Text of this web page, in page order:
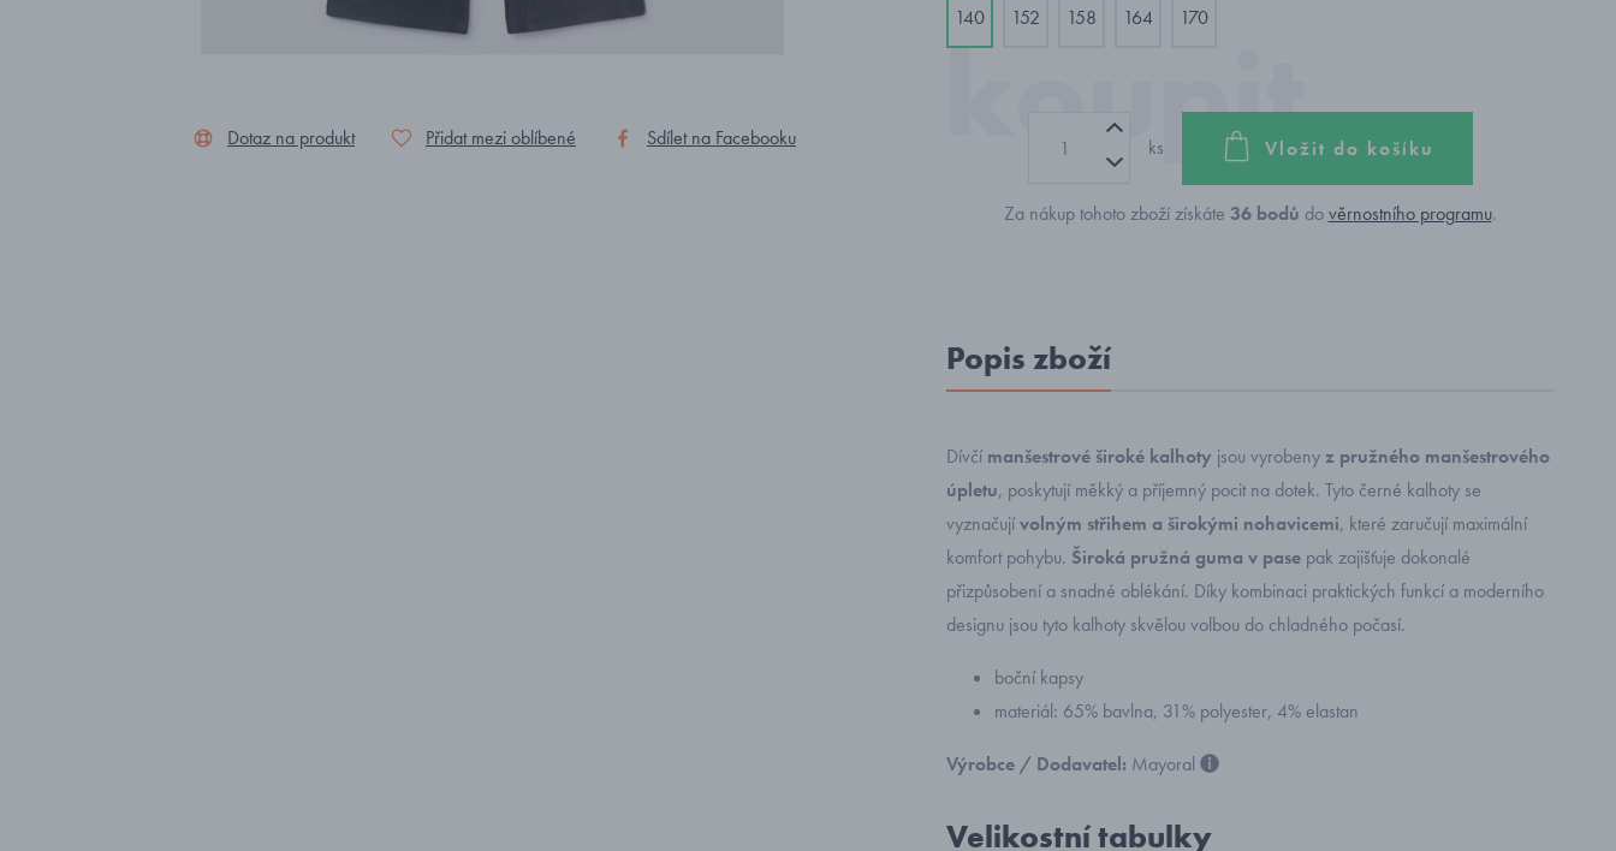
Dotaz na produkt Přidat mezi oblíbené Sdílet na Facebooku
140 152 158 164 170
ks Vložit do košíku
Za nákup tohoto zboží získáte 36bodů dověrnostního programu.
Popis zboží
Dívčí manšestrové široké kalhoty jsou vyrobenyz pružného manšestrového
úpletu, poskytují měkký a příjemný pocit na dotek. Tyto černé kalhoty se
vyznačujívolným střihem a širokými nohavicemi, které zaručují maximální
komfort pohybu. Široká pružná guma v pase pak zajišťuje dokonalé
přizpůsobení a snadné oblékání. Díky kombinaci praktických funkcí a moderního
designu jsou tyto kalhoty skvělou volbou do chladného počasí.
boční kapsy
materiál: 65% bavlna, 31% polyester, 4% elastan
Výrobce / Dodavatel: Mayoral
Velikostní tabulky